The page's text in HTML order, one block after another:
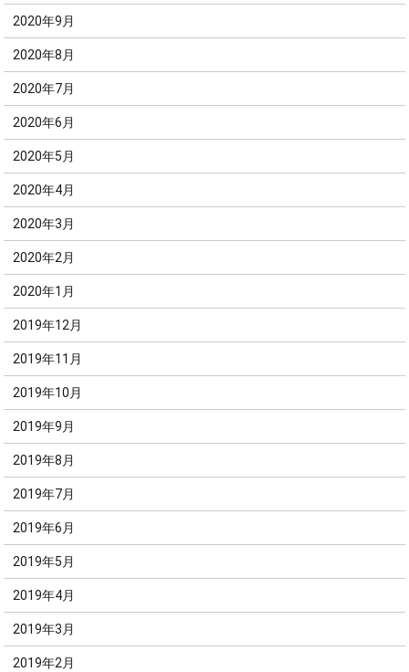
2020年9月
2020年8月
2020年7月
2020年6月
2020年5月
2020年4月
2020年3月
2020年2月
2020年1月
2019年12月
2019年11月
2019年10月
2019年9月
2019年8月
2019年7月
2019年6月
2019年5月
2019年4月
2019年3月
2019年2月